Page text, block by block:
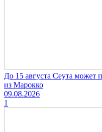
До 15 августа Сеута может
из Марокко
09.08.2026
1